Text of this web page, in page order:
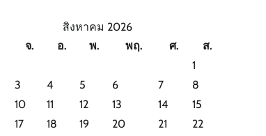
สิงหาคม 2026
จ. อ. พ. พฤ. ศ.
ส.
1
3 4 5 6 7
8
10 11 12 13 14
15
17 18 19 20 21
22